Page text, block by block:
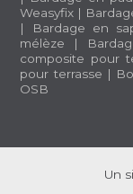
Weasyfix |
|
Bardage en
mélèze |
composite pour
pour terrasse |
OSB
Un